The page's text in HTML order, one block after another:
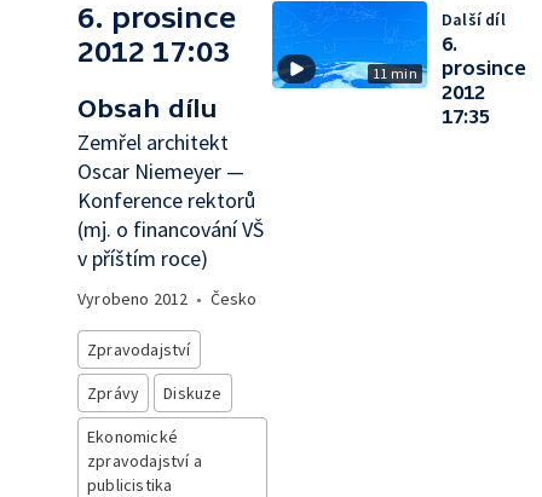
6. prosince
2012 17:03
Obsah dílu
Zemřel architekt
Oscar Niemeyer —
Konference rektorů
(mj. o financování VŠ
v příštím roce)
Vyrobeno 2012 • Česko
Zpravodajství
Zprávy
Diskuze
Ekonomické
zpravodajství a
publicistika
11 min
Další díl
6.
prosince
2012
17:35